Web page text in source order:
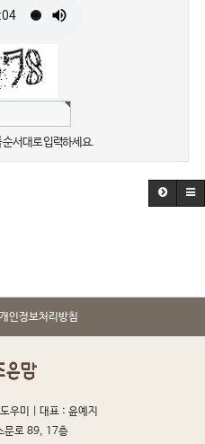
서대로 입력하세요.
개인정보처리방침
우미 | 대표 : 윤예지
문로 89, 17층